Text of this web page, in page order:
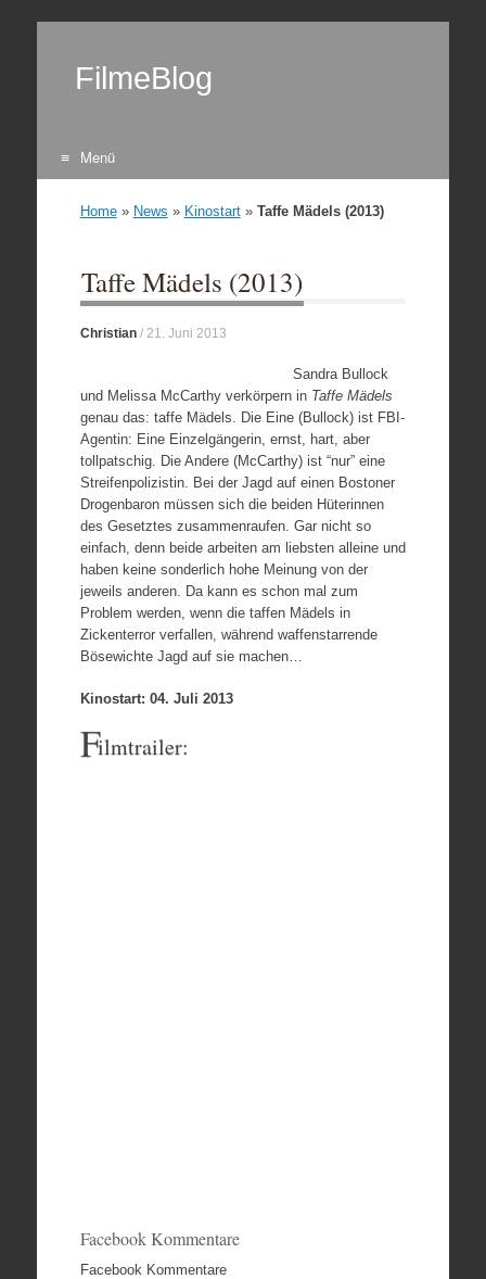
FilmeBlog
Menü
Home» News » Kinostart» Taffe Mädels (2013)
Taffe Mädels (2013)
Christian/ 21. Juni 2013
Sandra Bullock
und Melissa McCarthy verkörpern in Taffe Mädels
genau das: taffe Mädels. Die Eine (Bullock) ist FBI-
Agentin: Eine Einzelgängerin, ernst, hart, aber
tollpatschig. Die Andere (McCarthy) ist “nur” eine
Streifenpolizistin. Bei der Jagd auf einen Bostoner
Drogenbaron müssen sich die beiden Hüterinnen
des Gesetztes zusammenraufen. Gar nicht so
einfach, denn beide arbeiten am liebsten alleine und
haben keine sonderlich hohe Meinung von der
jeweils anderen. Da kann es schon mal zum
Problem werden, wenn die taffen Mädels in
Zickenterror verfallen, während waffenstarrende
Bösewichte Jagd auf sie machen…
Kinostart: 04. Juli 2013
Filmtrailer:
Facebook Kommentare
Facebook Kommentare